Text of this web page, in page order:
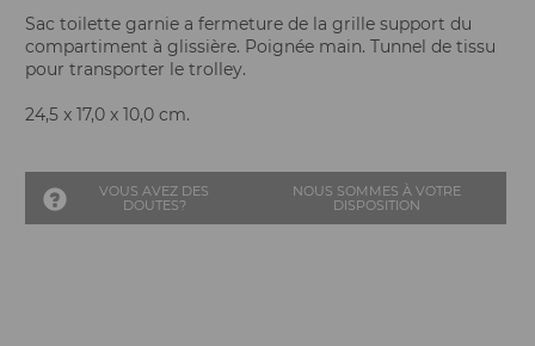
Sac toilette garnie a fermeture de la grille support du
compartiment à glissière. Poignée main. Tunnel de tissu
pour transporter le trolley.
24,5 x 17,0 x 10,0 cm.
VOUS AVEZ DES
DOUTES?
NOUS SOMMES À VOTRE
DISPOSITION